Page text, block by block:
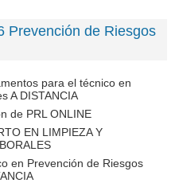
Prevención de Riesgos
para el técnico en
A DISTANCIA
de PRL ONLINE
EN LIMPIEZA Y
en Prevención de Riesgos